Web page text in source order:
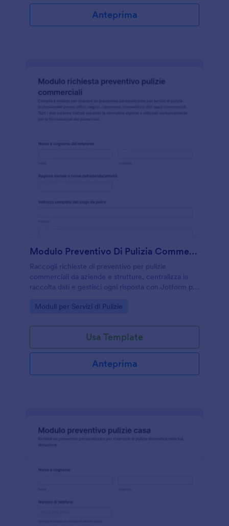
Anteprima
Modulo Preventivo Di Pulizia Commerciale
Raccogli richieste di preventivo per pulizie
commerciali da aziende e strutture, centralizza la
raccolta dati e gestisci ogni risposta con Jotform per
Go to Category:
Moduli per Servizi di Pulizie
Usa Template
Anteprima